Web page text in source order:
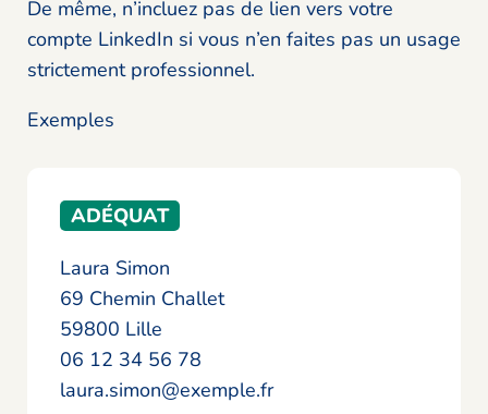
De même, n’incluez pas de lien vers votre
compte LinkedIn si vous n’en faites pas un usage
strictement professionnel.
Exemples
ADÉQUAT
Laura Simon
69 Chemin Challet
59800 Lille
06 12 34 56 78
laura.simon@exemple.fr